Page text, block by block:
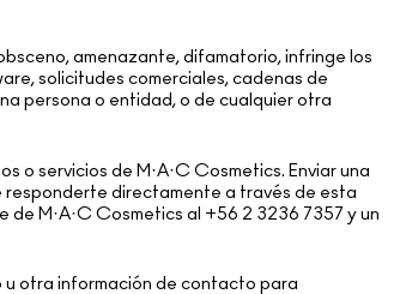
amenazante, difamatorio, infringe los
solicitudes comerciales, cadenas de
persona o entidad, o de cualquier otra
o servicios de M·A·C Cosmetics. Enviar una
responderte directamente a través de esta
M·A·C Cosmetics al +56 2 3236 7357 y un
u otra información de contacto para